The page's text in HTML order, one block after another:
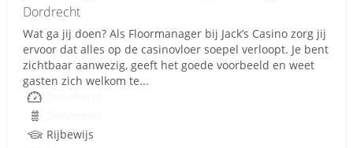
Dordrecht
Wat ga jij doen? Als Floormanager bij Jack’s Casino zorg jij
ervoor dat alles op de casinovloer soepel verloopt. Je bent
zichtbaar aanwezig, geeft het goede voorbeeld en weet
gasten zich welkom te...
Rijbewijs